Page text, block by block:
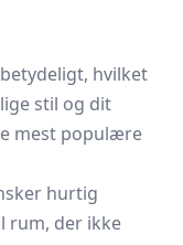
hvilket
stil og dit
mest populære
hurtig
rum, der ikke